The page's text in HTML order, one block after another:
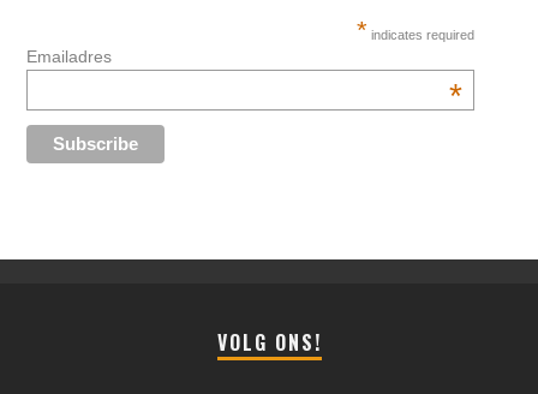
* indicates required
Emailadres
*
VOLG ONS!